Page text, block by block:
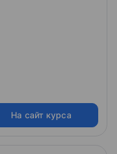
На сайт курса